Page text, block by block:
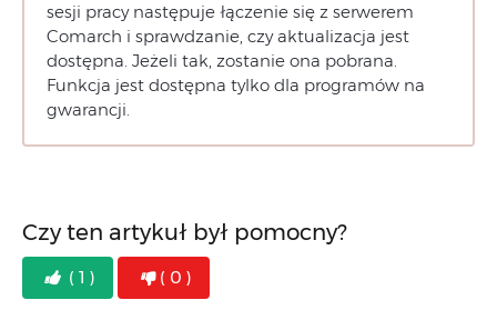
sesji pracy następuje łączenie się z serwerem
Comarch i sprawdzanie, czy aktualizacja jest
dostępna. Jeżeli tak, zostanie ona pobrana.
Funkcja jest dostępna tylko dla programów na
gwarancji.
Czy ten artykuł był pomocny?
( 1 ) ( 0 )